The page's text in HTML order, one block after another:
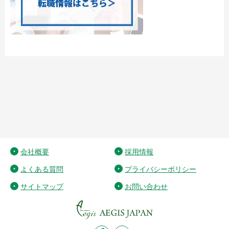
会社概要 採用情報
よくある質問 プライバシーポリシー
サイトマップ お問い合わせ